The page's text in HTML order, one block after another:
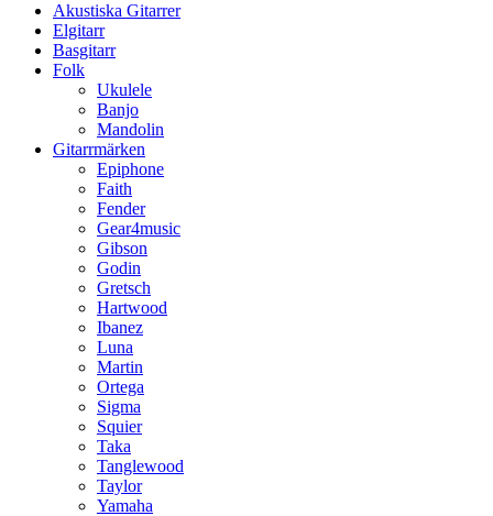
Akustiska Gitarrer
Elgitarr
Basgitarr
Folk
Ukulele
Banjo
Mandolin
Gitarrmärken
Epiphone
Faith
Fender
Gear4music
Gibson
Godin
Gretsch
Hartwood
Ibanez
Luna
Martin
Ortega
Sigma
Squier
Taka
Tanglewood
Taylor
Yamaha